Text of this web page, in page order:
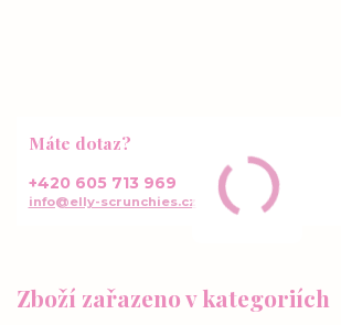
Zboží zařazeno v kategoriích
Máte dotaz?
+420 605 713 969
info@elly-scrunchies.cz